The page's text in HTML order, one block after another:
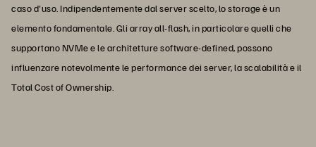
caso d'uso. Indipendentemente dal server scelto, lo storage è un
elemento fondamentale. Gli array all-flash, in particolare quelli che
supportano NVMe e le architetture software-defined, possono
influenzare notevolmente le performance dei server, la scalabilità e il
Total Cost of Ownership.